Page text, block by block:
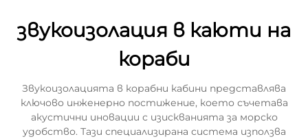
звукоизолация в каюти на
кораби
Звукоизолацията в корабни кабини представлява
ключово инженерно постижение, което съчетава
акустични иновации с изискванията за морско
удобство. Тази специализирана система използва